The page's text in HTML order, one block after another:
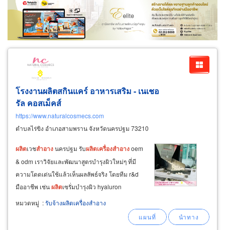
โรงงานผลิตสกินแคร์ อาหารเสริม - เนเชอ
รัล คอสเม็คส์
https://www.naturalcosmecs.com
ตำบลไร่ขิง อำเภอสามพราน จังหวัดนครปฐม 73210
ผลิตเวชสำอางนครปฐม รับผลิตเครื่องสำอางoem
& odm เราวิจัยและพัฒนาสูตรบำรุงผิวใหม่ๆ ที่มี
ความโดดเด่นใช้แล้วเห็นผลลัพธ์จริง โดยทีม r&d
มืออาชีพ เช่นผลิตเซรั่มบำรุงผิว hyaluron
complex serum
ผลิต
เซรั่มบำรุงผิวหน้า super
lifting facial serum กระชับผิว ลดริ้วรอยได้ภายใน
หมวดหมู่ :รับจ้างผลิตเครื่องสำอาง